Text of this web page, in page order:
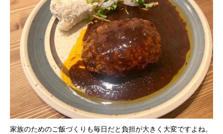
家族のためのご飯づくりも毎日だと負担が大きく大変ですよね。